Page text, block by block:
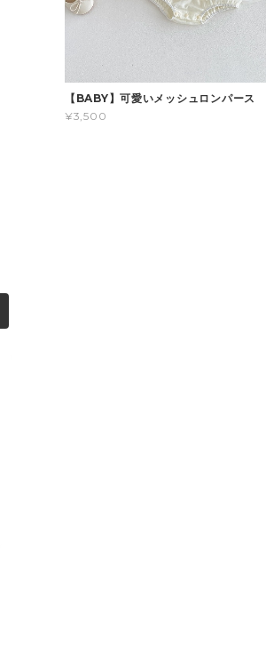
【BABY】可愛いメッシュロンパース
¥3,500